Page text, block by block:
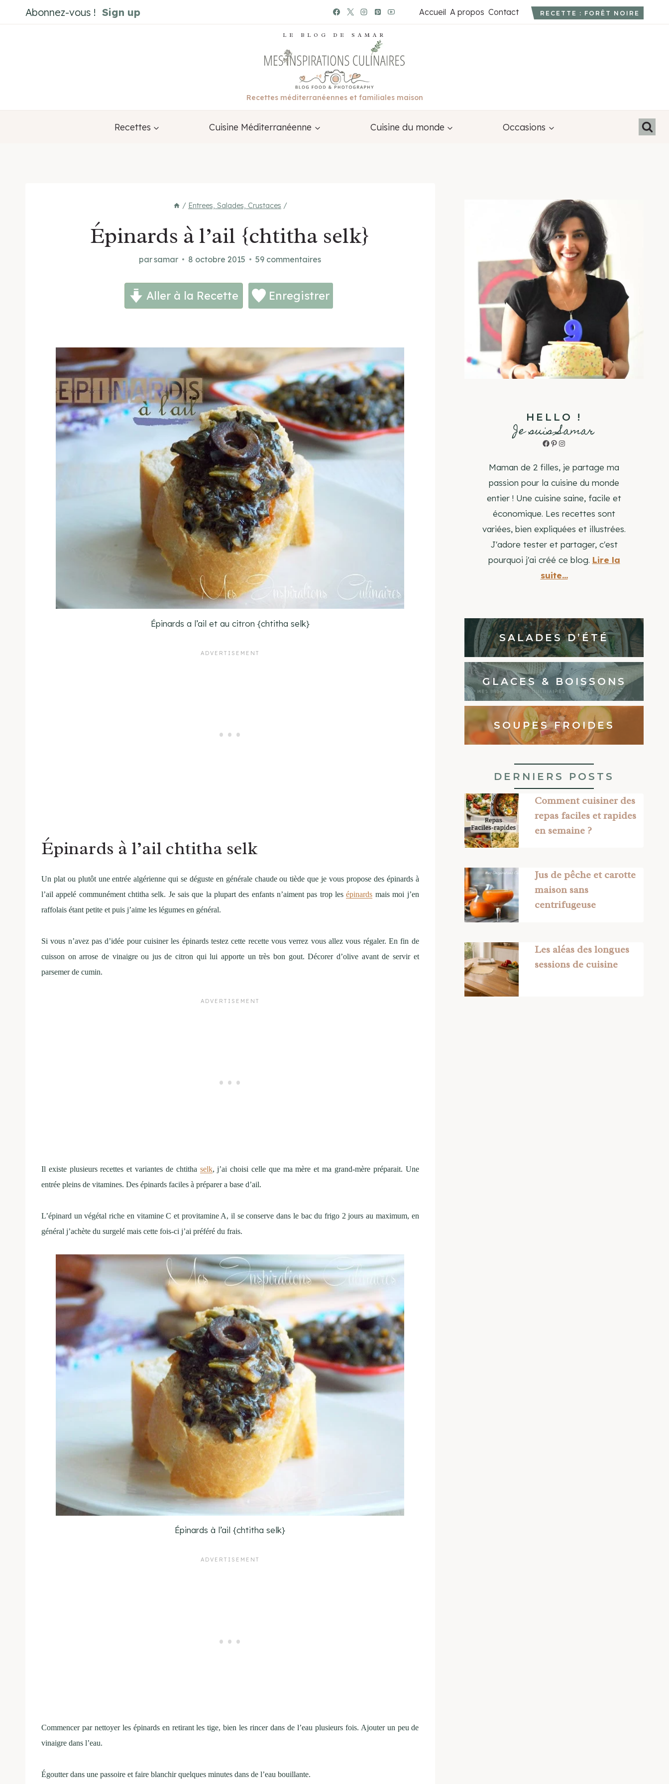
au
Abonnez-vous ! Sign up Accueil A propos Contact RECETTE : FORÊT NOIRE
LE BLOG DE SAMAR
Recettes méditerranéennes et familiales maison
Recettes Cuisine Méditerranéenne Cuisine du monde Occasions
/ Entrees, Salades, Crustaces /
Épinards à l’ail {chtitha selk}
parsamar 8 octobre 2015 59 commentaires
Aller à la Recette Enregistrer
Épinards a l’ail et au citron {chtitha selk}
Épinards à l’ail chtitha selk
Un plat ou plutôt une entrée algérienne qui se déguste en générale chaude ou tiède que je vous propose des épinards à
l’ail appelé communément chtitha selk. Je sais que la plupart des enfants n’aiment pas trop lesépinards mais moi j’en
raffolais étant petite et puis j’aime les légumes en général.
Si vous n’avez pas d’idée pour cuisiner les épinards testez cette recette vous verrez vous allez vous régaler. En fin de
cuisson on arrose de vinaigre ou jus de citron qui lui apporte un très bon gout. Décorer d’olive avant de servir et
parsemer de cumin.
Il existe plusieurs recettes et variantes de chtitha selk, j’ai choisi celle que ma mère et ma grand-mère préparait. Une
entrée pleins de vitamines. Des épinards faciles à préparer a base d’ail.
L’épinard un végétal riche en vitamine C et provitamine A, il se conserve dans le bac du frigo 2 jours au maximum, en
général j’achète du surgelé mais cette fois-ci j’ai préféré du frais.
Épinards à l’ail {chtitha selk}
Commencer par nettoyer les épinards en retirant les tige, bien les rincer dans de l’eau plusieurs fois. Ajouter un peu de
vinaigre dans l’eau.
Égoutter dans une passoire et faire blanchir quelques minutes dans de l’eau bouillante.
HELLO !
Je suis Samar
Facebook
Pinterest
Instagram
Maman de 2 filles, je partage ma
passion pour la cuisine du monde
entier ! Une cuisine saine, facile et
économique. Les recettes sont
variées, bien expliquées et illustrées.
J'adore tester et partager, c'est
pourquoi j'ai créé ce blog. Lire la
suite...
SALADES D’ÉTÉ
GLACES & BOISSONS
SOUPES FROIDES
DERNIERS POSTS
Comment cuisiner des
repas faciles et rapides
en semaine ?
Jus de pêche et carotte
maison sans
centrifugeuse
Les aléas des longues
sessions de cuisine